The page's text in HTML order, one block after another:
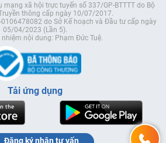
mạng xã hội trực tuyến số 337/GP-BTTTT do Bộ
thông cấp ngày 10/07/2017.
0106478082 do Sở Kế hoạch và Đầu tư cấp ngày
05/04/2023 (Lần 5).
nội dung: Phạm Đức Tuệ.
Tải ứng dụng
Đăng ký nhận tư vấn